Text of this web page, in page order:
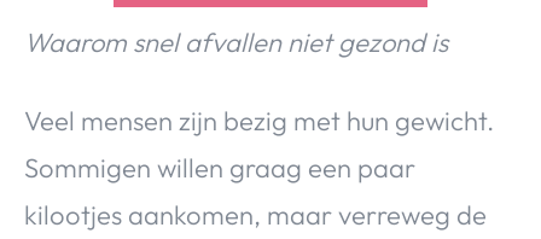
VALERIE'S CHOICE
Food & Drinks Health & Beauty Gadgets
Huis & Tuin
Waarom snel afvallen niet gezond is
Veel mensen zijn bezig met hun gewicht.
Sommigen willen graag een paar
kilootjes aankomen, maar verreweg de